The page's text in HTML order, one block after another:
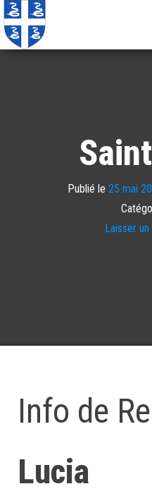
Publié le 25 mai
Laisser
Info de
Lucia